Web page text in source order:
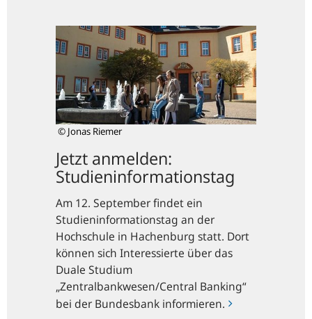
© Jonas Riemer
Jetzt anmelden:
Studieninformationstag
Am 12. September findet ein
Studieninformationstag an der
Hochschule in Hachenburg statt. Dort
können sich Interessierte über das
Duale Studium
„Zentralbankwesen/Central Banking“
bei der Bundesbank informieren.
anmelden:
Studieninformationstag